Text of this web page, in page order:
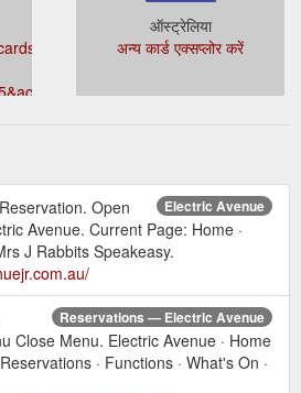
card-
ऑस्ट्रेलिया
अन्य कार्ड एक्सप्लोर करें
Electric Avenue
Open
Avenue. Current Page: Home ·
J Rabbits Speakeasy.
Reservations — Electric Avenue
Close Menu. Electric Avenue · Home
· Functions · What's On ·